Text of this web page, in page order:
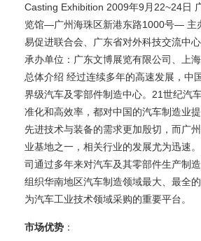
Casting Exhibition 2009年9月22~24日
览馆—广州海珠区新港东路1000号— 主
易促进联合会、广东省对外科技交流中
承办单位：广东文博展览有限公司、上
总体介绍 经过连续多年的高速发展，中
界级汽车及零部件制造中心。21世纪汽
准化和高效率，都对中国的汽车制造业
先进技术与装备的需求更加殷切，而广
业基地之一，相关行业的发展尤为迅速
司通过多年来对汽车及其零部件生产制
组织华南地区汽车制造领域最大、最全
为汽车工业技术领域采购的重要平台。
市场优势 ：